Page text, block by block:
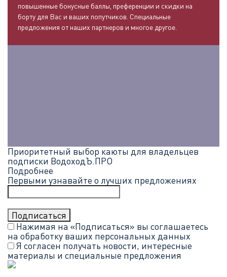
повышенные бонусные баллы, преференции и скидки на
борту для Вас и ваших попутчиков. Специальные
предложения от наших партнеров и многое другое.
Приоритетный выбор каюты для владельцев
подписки ВодоходЪ.ПРО
Подробнее
Первыми узнавайте о лучших предложениях
Нажимая на «Подписаться» вы соглашаетесь
на обработку ваших персональных данных
Я согласен получать новости, интересные
материалы и специальные предложения